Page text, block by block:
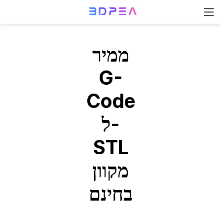
ממיר
G-
Code
ל-
STL
מקוון
בחינם